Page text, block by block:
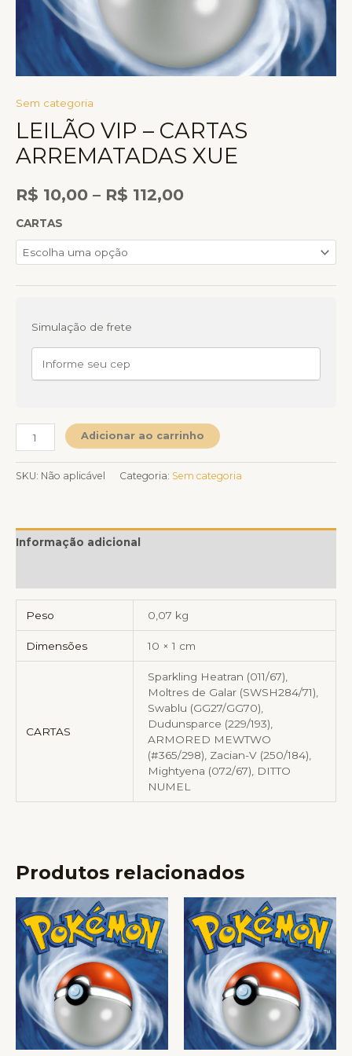
Sem categoria
LEILÃO VIP – CARTAS
ARREMATADAS XUE
R$ 10,00 – R$ 112,00
CARTAS
Simulação de frete
Adicionar ao carrinho
SKU: Não aplicável Categoria: Sem categoria
Informação adicional
Peso 0,07 kg
Dimensões 10 × 1 cm
CARTAS
Sparkling Heatran (011/67),
Moltres de Galar (SWSH284/71),
Swablu (GG27/GG70),
Dudunsparce (229/193),
ARMORED MEWTWO
(#365/298), Zacian-V (250/184),
Mightyena (072/67), DITTO
NUMEL
Produtos relacionados
Price
range:
R$ 4,00
through
R$ 192,00
Este
produto
tem
várias
variantes.
As
opções
podem
Price
range:
R$ 4,00
through
R$ 125,00
Este
produto
tem
várias
variantes.
As
opções
podem